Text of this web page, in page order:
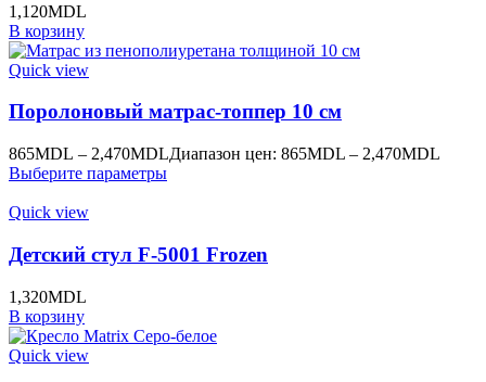
1,120MDL
В корзину
Quick view
Поролоновый матрас-топпер 10 см
865MDL – 2,470MDLДиапазон цен: 865MDL – 2,470MDL
Выберите параметры
Quick view
Детский стул F-5001 Frozen
1,320MDL
В корзину
Quick view